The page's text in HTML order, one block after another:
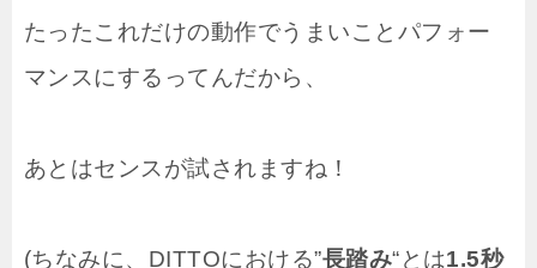
たったこれだけの動作でうまいことパフォー
マンスにするってんだから、
あとはセンスが試されますね！
(ちなみに、DITTOにおける”長踏み“とは1.5秒